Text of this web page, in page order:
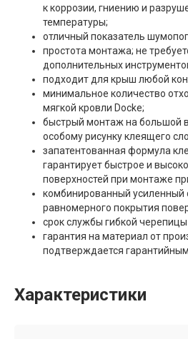
к коррозии, гниению и
температуры;
отличный показатель
простота монтажа; не
дополнительных
подходит для крыш любой
минимальное количество
мягкой кровли Docke;
быстрый монтаж на большой
особому рисунку клеящего
запатентованная формула
гарантирует быстрое и
поверхностей при монтаже
комбинированный усиленный
равномерного покрытия
срок службы гибкой
гарантия на материал от
подтверждается
Характеристики